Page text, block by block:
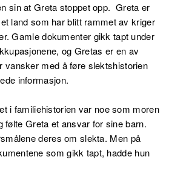
sin at Greta stoppet opp. Greta er
land som har blitt rammet av kriger
Gamle dokumenter gikk tapt under
og Gretas er en av
vansker med å føre slektshistorien
informasjon.
i familiehistorien var noe som moren
følte Greta et ansvar for sine barn.
deres om slekta. Men på
som gikk tapt, hadde hun